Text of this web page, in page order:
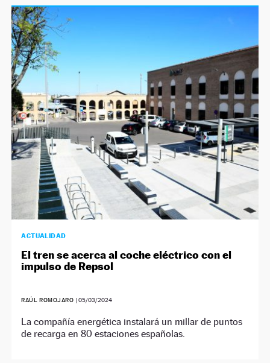
ACTUALIDAD
El tren se acerca al coche eléctrico con el
impulso de Repsol
RAÚL ROMOJARO | 05/03/2024
La compañía energética instalará un millar de puntos
de recarga en 80 estaciones españolas.